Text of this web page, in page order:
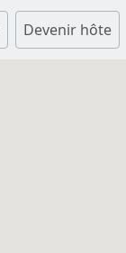
Devenir hôte